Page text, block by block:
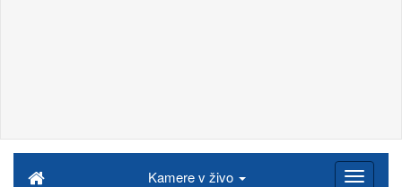
Kamere v živo